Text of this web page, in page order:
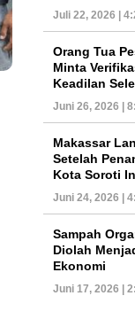
Juli 22, 2026 |
Orang Tua
Minta
Keadilan
Juni 26, 2026 |
Makassar
Setelah
Kota Soroti
Juni 24, 2026 |
Sampah
Diolah
Ekonomi
Juni 17, 2026 |